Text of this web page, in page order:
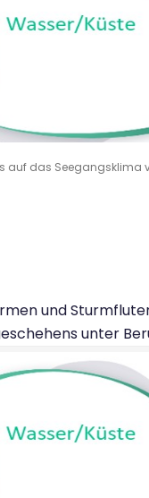
das Seegangsklima
und
unter